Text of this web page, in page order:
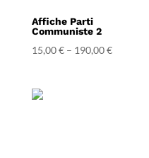
Affiche Parti
Communiste 2
15,00€– 190,00€